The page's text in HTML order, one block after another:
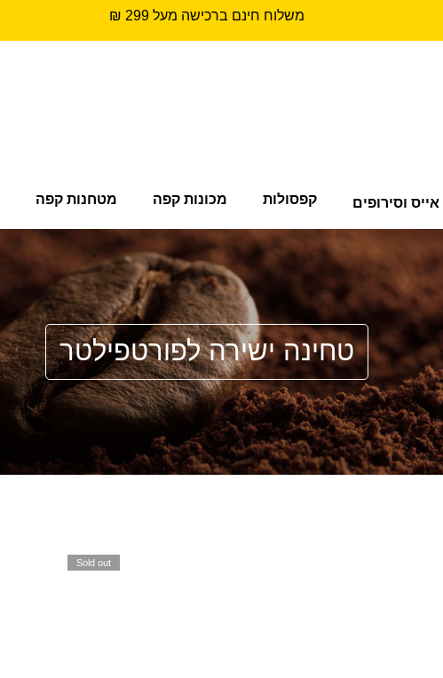
משלוח חינם ברכישה מעל 299 ₪
וסירופים קפסולות מכונות קפה מטחנות קפה
טחינה ישירה לפורטפילטר
Sold out